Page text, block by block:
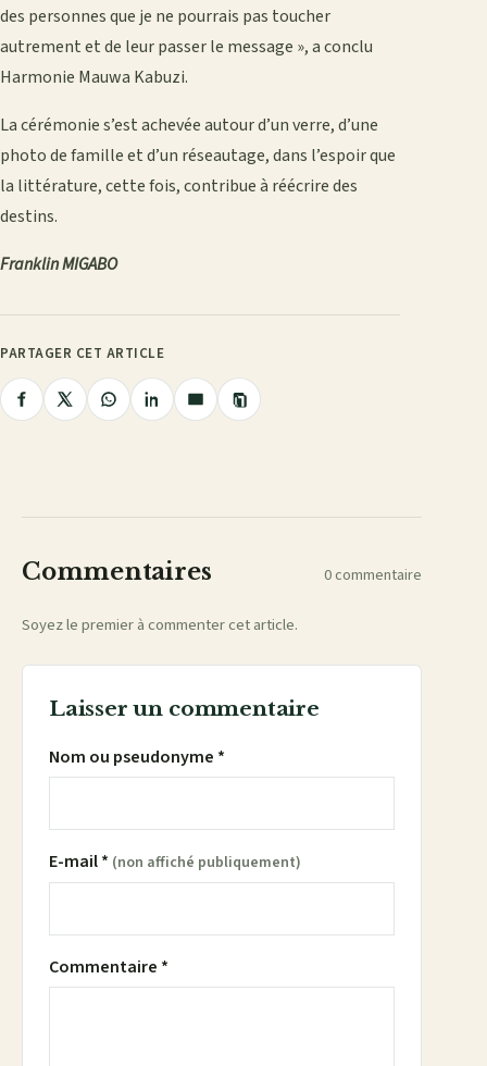
des personnes que je ne pourrais pas toucher
autrement et de leur passer le message », a conclu
Harmonie Mauwa Kabuzi.
La cérémonie s’est achevée autour d’un verre, d’une
photo de famille et d’un réseautage, dans l’espoir que
la littérature, cette fois, contribue à réécrire des
destins.
Franklin MIGABO
PARTAGER CET ARTICLE
PartagerPartagerPartagerPartagerPartager
Copier
le
Commentaires 0 commentaire
Soyez le premier à commenter cet article.
Laisser un commentaire
Nom ou pseudonyme *
E-mail * (non affiché publiquement)
Commentaire *